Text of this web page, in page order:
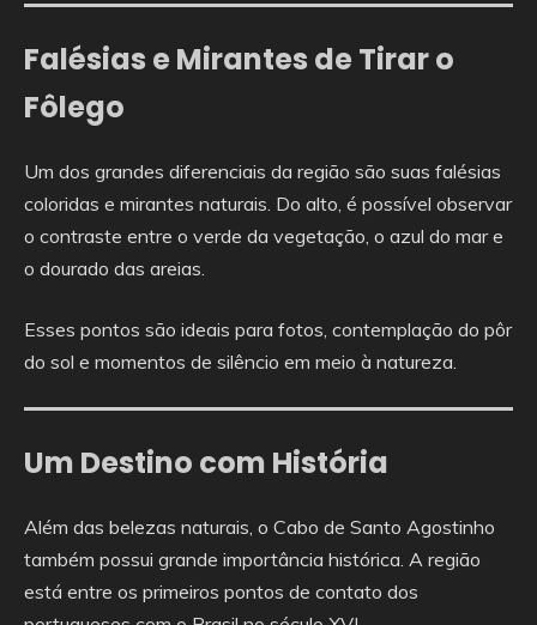
Falésias e Mirantes de Tirar o
Fôlego
Um dos grandes diferenciais da região são suas falésias
coloridas e mirantes naturais. Do alto, é possível observar
o contraste entre o verde da vegetação, o azul do mar e
o dourado das areias.
Esses pontos são ideais para fotos, contemplação do pôr
do sol e momentos de silêncio em meio à natureza.
Um Destino com História
Além das belezas naturais, o Cabo de Santo Agostinho
também possui grande importância histórica. A região
está entre os primeiros pontos de contato dos